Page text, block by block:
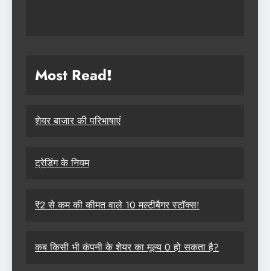
Most Read!
शेयर बाजार की परिभाषाएं
ट्रेडिंग के नियम
₹2 से कम की कीमत वाले 10 मल्टीबैगर स्टॉक्स!
कब किसी भी कंपनी के शेयर का मूल्य 0 हो सकता है?